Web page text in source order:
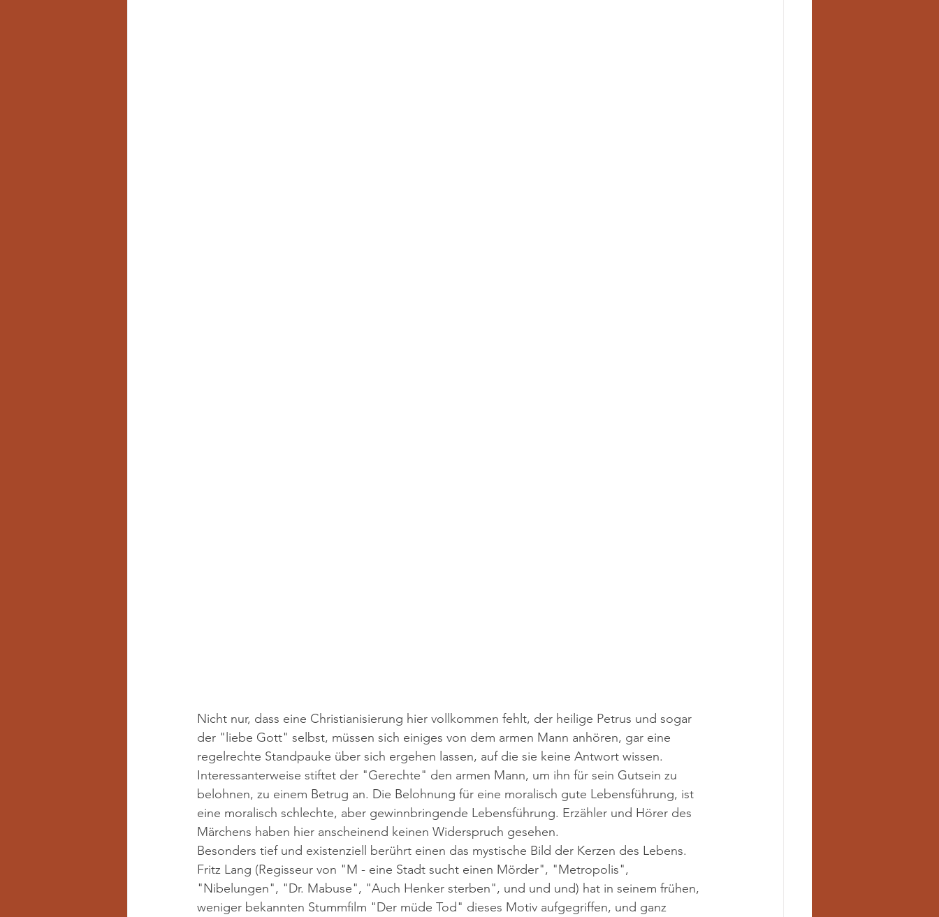
Nicht nur, dass eine Christianisierung hier vollkommen fehlt, der heilige Petrus und sogar
der "liebe Gott" selbst, müssen sich einiges von dem armen Mann anhören, gar eine
regelrechte Standpauke über sich ergehen lassen, auf die sie keine Antwort wissen.
Interessanterweise stiftet der "Gerechte" den armen Mann, um ihn für sein Gutsein zu
belohnen, zu einem Betrug an. Die Belohnung für eine moralisch gute Lebensführung, ist
eine moralisch schlechte, aber gewinnbringende Lebensführung. Erzähler und Hörer des
Märchens haben hier anscheinend keinen Widerspruch gesehen.
Besonders tief und existenziell berührt einen das mystische Bild der Kerzen des Lebens.
Fritz Lang (Regisseur von "M - eine Stadt sucht einen Mörder", "Metropolis",
"Nibelungen", "Dr. Mabuse", "Auch Henker sterben", und und und) hat in seinem frühen,
weniger bekannten Stummfilm "Der müde Tod" dieses Motiv aufgegriffen, und ganz